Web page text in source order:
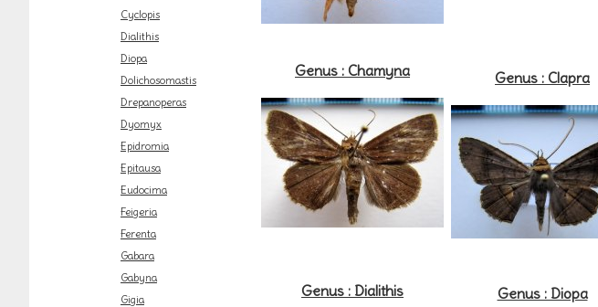
Cyclopis
Dialithis
Diopa
Dolichosomastis
Drepanoperas
Dyomyx
Epidromia
Epitausa
Eudocima
Feigeria
Ferenta
Gabara
Gabyna
Gigia
Genus : Chamyna Genus : Clapra
Genus : Dialithis Genus : Diopa